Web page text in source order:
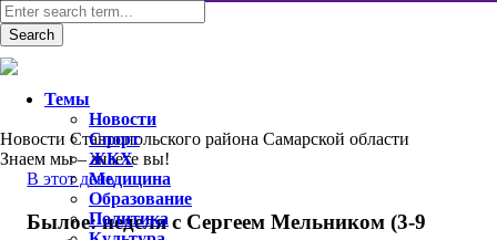
Новости Ставропольского района Самарской области
Знаем мы – знаете вы!
В этот день
Былое: неделя с Сергеем Мельником (3-9
Темы
Новости
Спорт
ЖКХ
Медицина
Образование
Политика